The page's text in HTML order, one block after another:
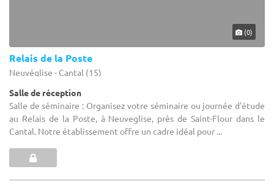
(0)
Relais de la Poste
Neuvéglise - Cantal (15)
Salle de réception
Salle de séminaire : Organisez votre séminaire ou journée d'étude
au Relais de la Poste, à Neuveglise, près de Saint-Flour dans le
Cantal. Notre établissement offre un cadre idéal pour ...